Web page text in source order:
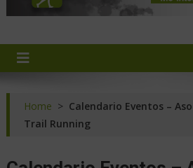
Home > Calendario Eventos –
Trail Running